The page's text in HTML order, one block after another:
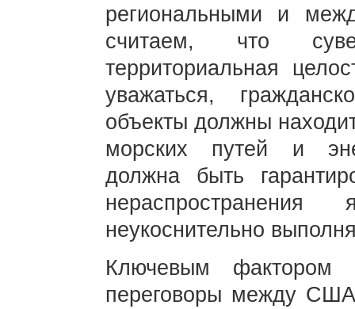
региональными и
считаем, что
территориальная
уважаться,
объекты должны
морских путей и
должна быть
неукоснительно
Ключевым фактором
переговоры между